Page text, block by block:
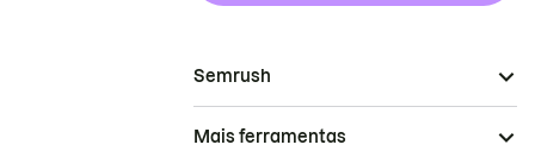
Semrush
Mais ferramentas